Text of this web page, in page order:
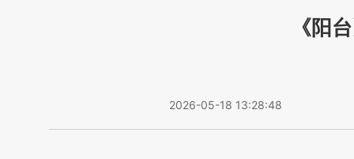
《阳
2026-05-18 13:28:48